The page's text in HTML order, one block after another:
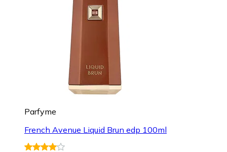
Parfyme
French Avenue Liquid Brun edp 100ml